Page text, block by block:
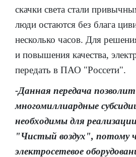
скачки света стали
люди остаются без блага
несколько часов. Для
и повышения качества,
передать в ПАО "Россети".
-Данная передача
многомиллиардные
необходимы для
"Чистый воздух", потому
электросетевое